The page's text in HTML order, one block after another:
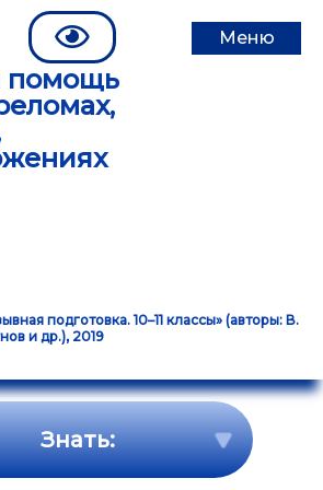
помощь
Меню
подготовка. 10–11 классы» (авторы: В.
и др.), 2019
Знать: